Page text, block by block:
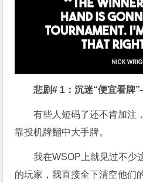
悲剧# 1：沉迷“便宜看
有些人短码了还不肯加注
靠投机牌翻中大手牌。
我在WSOP上就见过不少
的玩家，我直接全下清空他们